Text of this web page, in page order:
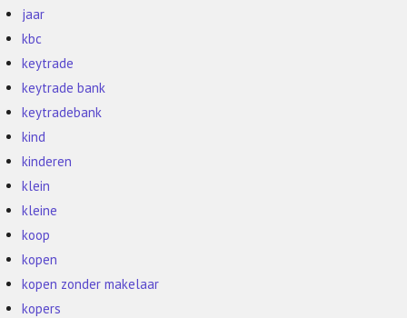
jaar
kbc
keytrade
keytrade bank
keytradebank
kind
kinderen
klein
kleine
koop
kopen
kopen zonder makelaar
kopers